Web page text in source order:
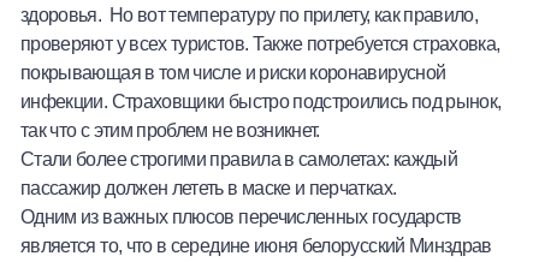
здоровья. Но вот температуру по прилету, как правило,
проверяют у всех туристов. Также потребуется страховка,
покрывающая в том числе и риски коронавирусной
инфекции. Страховщики быстро подстроились под рынок,
так что с этим проблем не возникнет.
Стали более строгими правила в самолетах: каждый
пассажир должен лететь в маске и перчатках.
Одним из важных плюсов перечисленных государств
является то, что в середине июня белорусский Минздрав